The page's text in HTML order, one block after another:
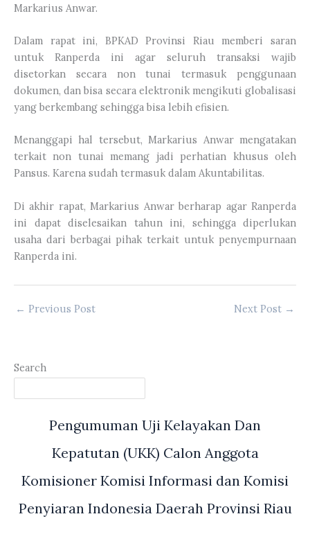
Markarius Anwar.
Dalam rapat ini, BPKAD Provinsi Riau memberi saran
untuk Ranperda ini agar seluruh transaksi wajib
disetorkan secara non tunai termasuk penggunaan
dokumen, dan bisa secara elektronik mengikuti globalisasi
yang berkembang sehingga bisa lebih efisien.
Menanggapi hal tersebut, Markarius Anwar mengatakan
terkait non tunai memang jadi perhatian khusus oleh
Pansus. Karena sudah termasuk dalam Akuntabilitas.
Di akhir rapat, Markarius Anwar berharap agar Ranperda
ini dapat diselesaikan tahun ini, sehingga diperlukan
usaha dari berbagai pihak terkait untuk penyempurnaan
Ranperda ini.
← Previous Post Next Post →
Search
Pengumuman Uji Kelayakan Dan
Kepatutan (UKK) Calon Anggota
Komisioner Komisi Informasi dan Komisi
Penyiaran Indonesia Daerah Provinsi Riau